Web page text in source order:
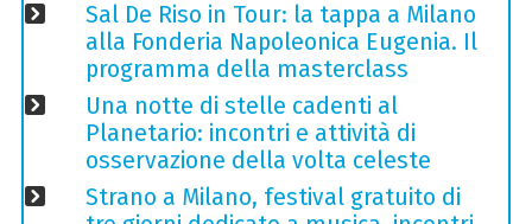
Sal De Riso in Tour: la tappa a Milano
alla Fonderia Napoleonica Eugenia. Il
programma della masterclass
Una notte di stelle cadenti al
Planetario: incontri e attività di
osservazione della volta celeste
Strano a Milano, festival gratuito di